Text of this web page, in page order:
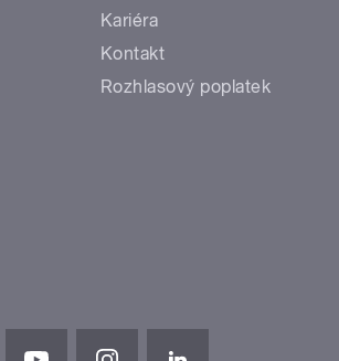
Kariéra
Kontakt
Rozhlasový poplatek